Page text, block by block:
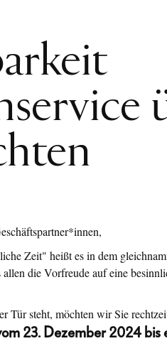
Zeit" heißt es in dem
die Vorfreude auf eine
Tür steht, möchten wir Sie
23. Dezember 2024 bis